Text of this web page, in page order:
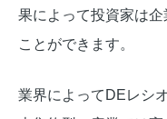
果によって投資家は
ことができます。
業界によってDEレシ